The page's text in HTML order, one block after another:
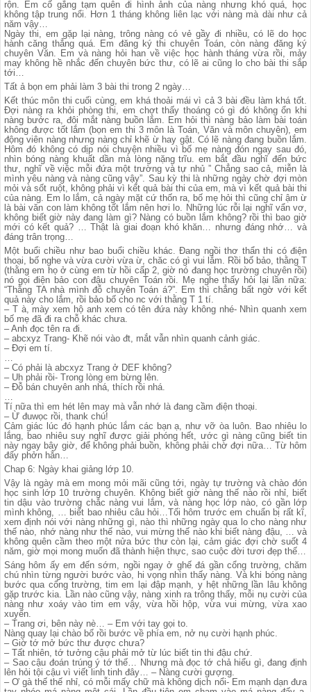
rộn. Em cố gắng tạm quên đi hình ảnh của nàng nhưng khó quá, học
không tập trung nổi. Hơn 1 tháng không liên lạc với nàng mà dài như cả
năm vậy…
Ngày thi, em gặp lại nàng, trông nàng có vẻ gầy đi nhiều, có lẽ do học
hành căng thẳng quá. Em đăng ký thi chuyên Toán, còn nàng đăng ký
chuyên Văn. Em và nàng hỏi han về việc học hành tháng vừa rồi, mảy
may không hề nhắc đến chuyên bức thư, có lẽ ai cũng lo cho bài thi sắp
tới…
Tất ả bọn em phải làm 3 bài thi trong 2 ngày…
Kết thúc môn thi cuối cùng, em khá thoải mái vì cả 3 bài đều làm khá tốt.
Đợi nàng ra khỏi phòng thi, em chợt thấy thoáng có gì đó không ổn khi
nàng bước ra, đôi mắt nàng buồn lắm. Em hỏi thì nàng bảo làm bài toán
không được tốt lắm (bọn em thi 3 môn là Toán, Văn và môn chuyên), em
động viên nàng nhưng nàng chỉ khẽ ừ hay gật. Có lẽ nàng đang buồn lắm.
Hôm đó không có dịp nói chuyện nhiều vì bố mẹ nàng đón ngay sau đó,
nhìn bóng nàng khuất dần mà lòng nặng trĩu. em bắt đầu nghĩ đến bức
thư, nghĩ về việc mỗi đứa một trường và tự nhủ ” Chẳng sao cả, miễn là
mình yêu nàng và nàng cũng vậy”. Sau kỳ thi là những ngày chờ đợi mòn
mỏi và sốt ruột, không phải vì kết quả bài thi của em, mà vì kết quả bài thi
của nàng. Em lo lắm, cả ngày mặt cứ thốn ra, bố mẹ hỏi thì cũng chỉ ậm ừ
là bài văn con làm không tốt lắm nên hơi lo. Những lúc rỗi lại nghĩ vẩn vơ,
không biết giờ này đang làm gì? Nàng có buồn lắm không? rồi thì bao giờ
mới có kết quả? … Thật là giai đoạn khó khăn… nhưng đáng nhớ… và
đáng trân trọng…
Một buổi chiều như bao buổi chiều khác. Đang ngồi thơ thẩn thi có điện
thoại, bố nghe và vừa cười vừa ừ, chăc có gì vui lắm. Rồi bố bảo, thằng T
(thằng em họ ở cùng em từ hồi cấp 2, giờ nó đang học trường chuyên rồi)
nó gọi điện bảo con đậu chuyên Toán rồi. Mẹ nghe thấy hỏi lại lần nữa:
“Thằng TA nhà mình đỗ chuyên Toán á?”. Em thì chẳng bất ngờ với kết
quả này cho lắm, rồi bảo bố cho nc với thằng T 1 tí.
– T à, mày xem hộ anh xem có tên đứa này không nhé- Nhìn quanh xem
bố mẹ đã đi ra chỗ khác chưa.
– Anh đọc tên ra đi.
– abcxyz Trang- Khẽ nói vào đt, mắt vẫn nhìn quanh cảnh giác.
– Đợi em tí.
…
– Có phải là abcxyz Trang ở DEF không?
– Uh phải rồi- Trong lòng em bừng lên.
– Đỗ bán chuyên anh nhá, thích rồi nhá.
…
Tí nữa thì em hét lên may mà vẫn nhớ là đang cầm điện thoại.
– Ừ đuwọc rồi, thank chú!
Cảm giác lúc đó hạnh phúc lắm các bạn ạ, như vỡ òa luôn. Bao nhiêu lo
lắng, bao nhiêu suy nghĩ được giải phóng hết, ước gì nàng cũng biết tin
này ngay bây giờ, để không phải buồn, không phải chờ đợi nữa… Từ hôm
đấy phởn hẳn…
Chap 6: Ngày khai giảng lớp 10.
Vậy là ngày mà em mong mỏi mãi cũng tới, ngày tự trường và chào đón
học sinh lớp 10 trường chuyên. Không biết giờ nàng thế nào rồi nhỉ, biết
tin dậu vào trường chắc nàng vui lắm, và nàng học lớp nào, có gần lớp
mình không, … biết bao nhiêu câu hỏi…Tối hôm trước em chuẩn bị rất kĩ,
xem định nói với nàng những gì, nào thì những ngày qua lo cho nàng như
thế nào, nhớ nàng như thế nào, vui mừng thế nào khi biết nàng đậu, … và
không quên cầm theo một nửa bức thư còn lại, cảm giác đợi chờ suốt 4
năm, giờ mọi mong muốn đã thành hiện thực, sao cuộc đời tươi đẹp thế…
Sáng hôm ấy em đến sớm, ngồi ngay ở ghế đá gần cổng trường, chăm
chú nhìn từng người bước vào, hi vọng nhìn thấy nàng. Và khi bóng nàng
bước qua cổng trường, tim em lại đập mạnh, y hệt những lần lâu không
gặp trước kia. Lần nào cũng vậy, nàng xinh ra trông thấy, mỗi nụ cười của
nàng như xoáy vào tim em vậy, vừa hồi hộp, vừa vui mừng, vừa xao
xuyến.
– Trang ơi, bên này nè… – Em với tay gọi to.
Nàng quay lại chào bố rồi bước về phía em, nở nụ cười hạnh phúc.
– Giờ tớ mở bức thư được chưa?
– Tất nhiên, tớ tưởng cậu phải mở từ lúc biết tin thi đậu chứ.
– Sao cậu đoán trúng ý tớ thế… Nhưng mà đọc tớ chả hiểu gì, đang định
lên hỏi tội cậu vì viết linh tinh đây… – Nàng cười gượng.
– Ơ gà thế thế nhỉ, có mỗi mấy chữ mà không dịch nổi- Em mạnh dạn đưa